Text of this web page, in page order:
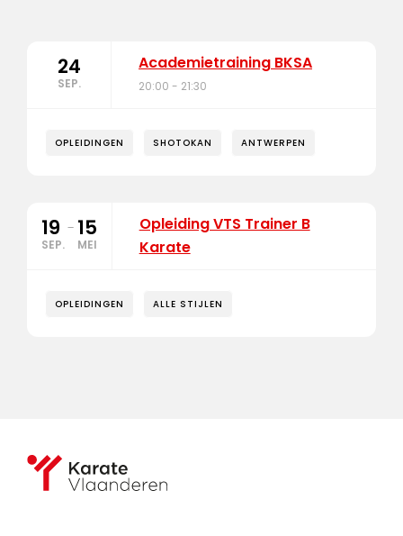
24
SEP.
Academietraining BKSA
20:00 - 21:30
OPLEIDINGEN SHOTOKAN ANTWERPEN
19
SEP.
- 15
MEI
Opleiding VTS Trainer B
Karate
OPLEIDINGEN ALLE STIJLEN